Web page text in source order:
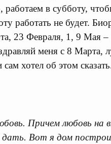
в субботу,
работать не будет.
23 Февраля, 1, 9 Мая –
меня с 8 Марта,
хотел об этом
Причем любовь на
Вот я дом